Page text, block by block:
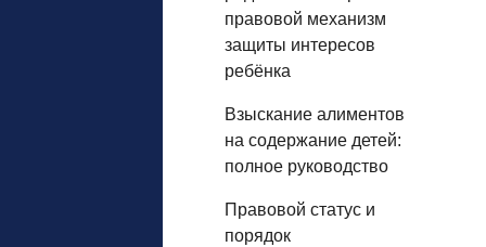
правовой механизм
защиты интересов
ребёнка
Взыскание алиментов
на содержание детей:
полное руководство
Правовой статус и
порядок